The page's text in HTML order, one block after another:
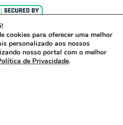
cookies para oferecer uma melhor
personalizado aos nossos
nosso portal com o melhor
de Privacidade.